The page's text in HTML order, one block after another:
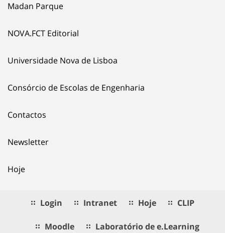
Madan Parque
NOVA.FCT Editorial
Universidade Nova de Lisboa
Consórcio de Escolas de Engenharia
Contactos
Newsletter
Hoje
Login Intranet Hoje CLIP
Moodle Laboratório de e.Learning